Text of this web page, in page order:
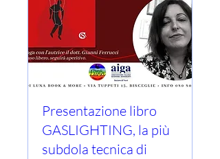
Presentazione libro
GASLIGHTING, la più
subdola tecnica di